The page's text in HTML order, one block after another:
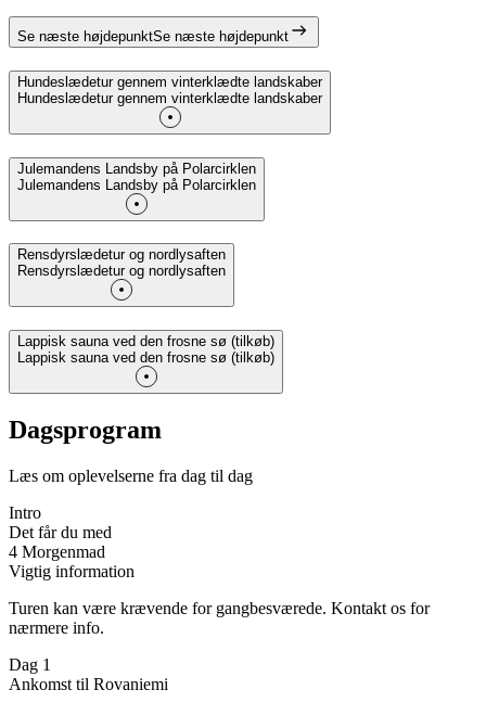
Se næste højdepunktSe næste højdepunkt
Hundeslædetur gennem vinterklædte landskaber
Hundeslædetur gennem vinterklædte landskaber
Julemandens Landsby på Polarcirklen
Julemandens Landsby på Polarcirklen
Rensdyrslædetur og nordlysaften
Rensdyrslædetur og nordlysaften
Lappisk sauna ved den frosne sø (tilkøb)
Lappisk sauna ved den frosne sø (tilkøb)
Dagsprogram
Læs om oplevelserne fra dag til dag
Intro
Det får du med
4 Morgenmad
Vigtig information
Turen kan være krævende for gangbesværede. Kontakt os for
nærmere info.
Dag 1
Ankomst til Rovaniemi